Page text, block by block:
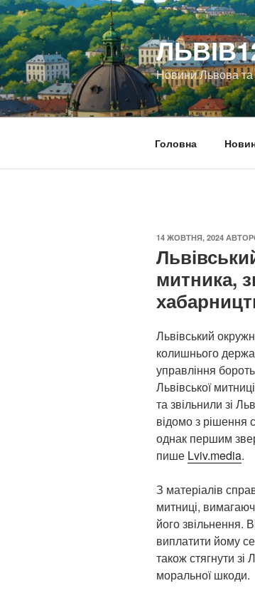
Перейти
до
вмісту
Новини Львова
Головна
ОПУБЛІКОВАНО
14 ЖОВТНЯ, 2024
митника,
Львівський
колишнього
управління
Львівської
та звільнили зі
відомо з рішення
однак першим
пише Lviv.media.
З матеріалів
митниці,
його звільнення.
виплатити йому
також стягнути зі
моральної шкоди.